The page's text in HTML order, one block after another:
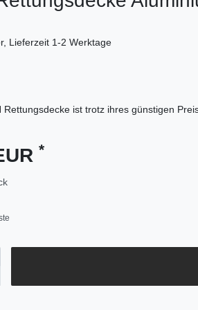
Lieferzeit 1-2 Werktage
Rettungsdecke ist trotz ihres günstigen
*